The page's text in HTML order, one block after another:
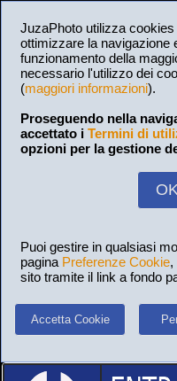
JuzaPhoto utilizza
ottimizzare la navigazione
funzionamento della
necessario l'utilizzo dei
(maggiori informazioni).
Proseguendo nella
accettato i Termini di
opzioni per la gestione
Puoi gestire in qualsiasi
pagina Preferenze Cookie,
sito tramite il link a fondo
Accetta Cookie